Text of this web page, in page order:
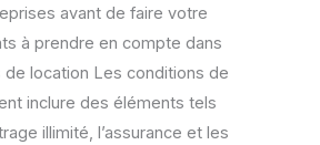
avant de faire votre
à prendre en compte dans
de location Les conditions de
inclure des éléments tels
illimité, l’assurance et les